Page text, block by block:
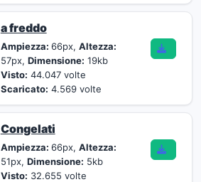
a freddo
Ampiezza: 66px, Altezza:
57px, Dimensione: 19kb
Visto: 44.047 volte
Scaricato: 4.569 volte
Congelati
Ampiezza: 66px, Altezza:
51px, Dimensione: 5kb
Visto: 32.655 volte